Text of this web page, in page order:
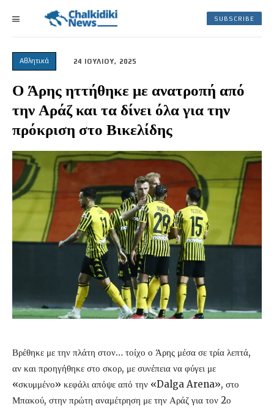
SUBSCRIBE
Αθλητικά 24 ΙΟΥΛΙΟΥ, 2025
Ο Άρης ηττήθηκε με ανατροπή από
την Αράζ και τα δίνει όλα για την
πρόκριση στο Βικελίδης
Βρέθηκε με την πλάτη στον… τοίχο ο Άρης μέσα σε τρία λεπτά,
αν και προηγήθηκε στο σκορ, με συνέπεια να φύγει με
«σκυμμένο» κεφάλι απόψε από την «Dalga Arena», στο
Μπακού, στην πρώτη αναμέτρηση με την Αράζ για τον 2ο